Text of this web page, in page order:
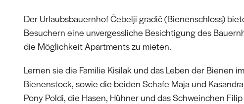
Der Urlaubsbauernhof Čebelji gradič (Bienenschloss)
Besuchern eine unvergessliche Besichtigung des
die Möglichkeit Apartments zu mieten.
Lernen sie die Familie Kisilak und das Leben der Bienen im
Bienenstock, sowie die beiden Schafe Maja und
Pony Poldi, die Hasen, Hühner und das Schweinchen